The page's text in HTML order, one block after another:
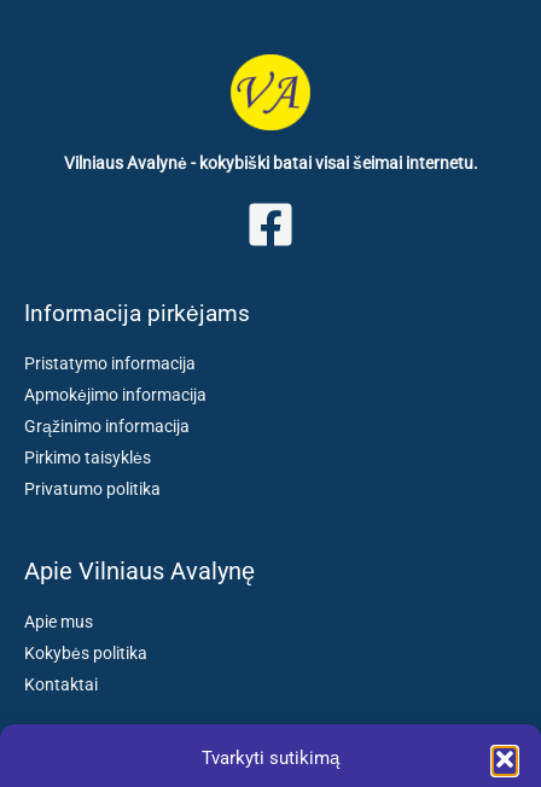
Tvarkyti sutikimą
Vilniaus Avalynė - kokybiški batai visai šeimai internetu.
Informacija pirkėjams
Pristatymo informacija
Apmokėjimo informacija
Grąžinimo informacija
Pirkimo taisyklės
Privatumo politika
Apie Vilniaus Avalynę
Apie mus
Kokybės politika
Kontaktai